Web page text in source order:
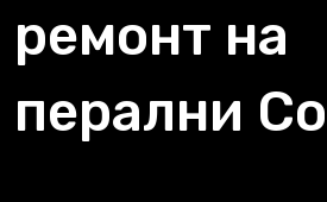
ремонт на
перални